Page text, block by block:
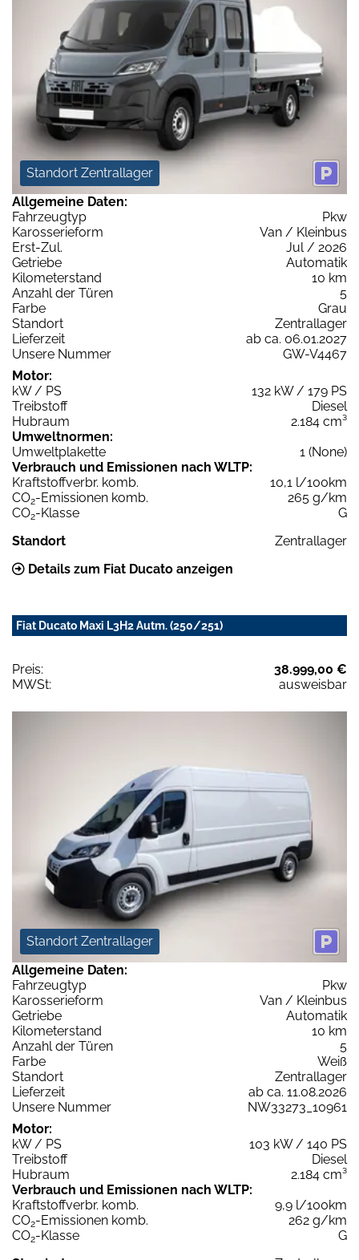
Standort Zentrallager
Allgemeine Daten:
Fahrzeugtyp
Pkw
Karosserieform
Van / Kleinbus
Erst-Zul.
Jul / 2026
Getriebe
Automatik
Kilometerstand
10 km
Anzahl der Türen
5
Farbe
Grau
Standort
Zentrallager
Lieferzeit
ab ca. 06.01.2027
Unsere Nummer
GW-V4467
Motor:
kW / PS
132 kW / 179 PS
Treibstoff
Diesel
Hubraum
2.184 cm³
Umweltnormen:
Umweltplakette
1 (None)
Verbrauch und Emissionen nach WLTP:
Kraftstoffverbr. komb.
10,1 l/100km
CO2-Emissionen komb.
265 g/km
CO2-Klasse
G
Standort
Zentrallager
Details zum Fiat Ducato anzeigen
Fiat Ducato Maxi L3H2 Autm. (250/251)
Preis:
38.999,00 €
MWSt:
ausweisbar
Standort Zentrallager
Allgemeine Daten:
Fahrzeugtyp
Pkw
Karosserieform
Van / Kleinbus
Getriebe
Automatik
Kilometerstand
10 km
Anzahl der Türen
5
Farbe
Weiß
Standort
Zentrallager
Lieferzeit
ab ca. 11.08.2026
Unsere Nummer
NW33273_10961
Motor:
kW / PS
103 kW / 140 PS
Treibstoff
Diesel
Hubraum
2.184 cm³
Verbrauch und Emissionen nach WLTP:
Kraftstoffverbr. komb.
9,9 l/100km
CO2-Emissionen komb.
262 g/km
CO2-Klasse
G